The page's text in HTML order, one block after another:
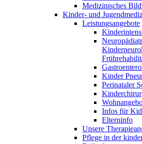
Medizinisches
Kinder- und
Leistungsangebote
Kinder
Perinataler
Infos für
Elterninfo
Unsere
Pflege in der